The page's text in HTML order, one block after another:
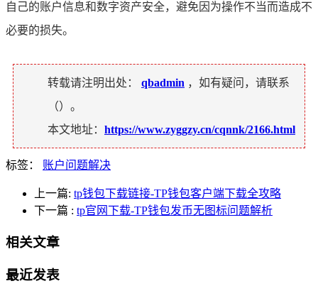
自己的账户信息和数字资产安全，避免因为操作不当而造成不
必要的损失。
转载请注明出处： qbadmin ，如有疑问，请联系
（）。
本文地址： https://www.zyggzy.cn/cqnnk/2166.html
标签： 账户问题解决
上一篇: tp钱包下载链接-TP钱包客户端下载全攻略
下一篇 : tp官网下载-TP钱包发币无图标问题解析
相关文章
最近发表